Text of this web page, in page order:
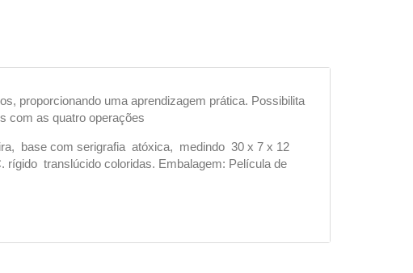
proporcionando uma aprendizagem prática. Possibilita
com as quatro operações
base com serigrafia atóxica, medindo 30 x 7 x 12
translúcido coloridas. Embalagem: Película de